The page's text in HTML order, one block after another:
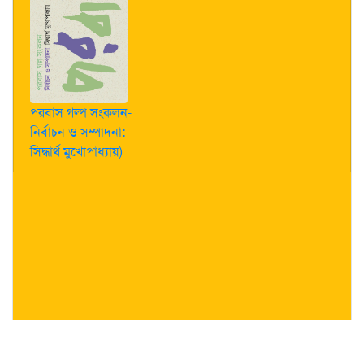
পরবাস গল্প সংকলন-
নির্বাচন ও সম্পাদনা:
সিদ্ধার্থ মুখোপাধ্যায়)